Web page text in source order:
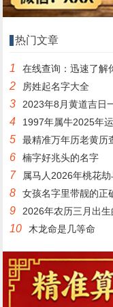
热门文章
1 在线查询：迅速了解
2 房姓起名字大全
3 2023年8月黄道吉日
4 1997年属牛2025年运
5 最精准万年历老黄历
6 楠字好兆头的名字
7 属马人2026年桃花
8 女孩名字里带靓的正
9 2026年农历三月出
10 木龙命是几等命